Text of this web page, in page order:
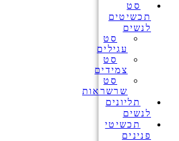
סט
תכשיטים
לנשים
סט
עגילים
סט
צמידים
סט
שרשראות
תליונים
לנשים
תכשיטי
פנינים